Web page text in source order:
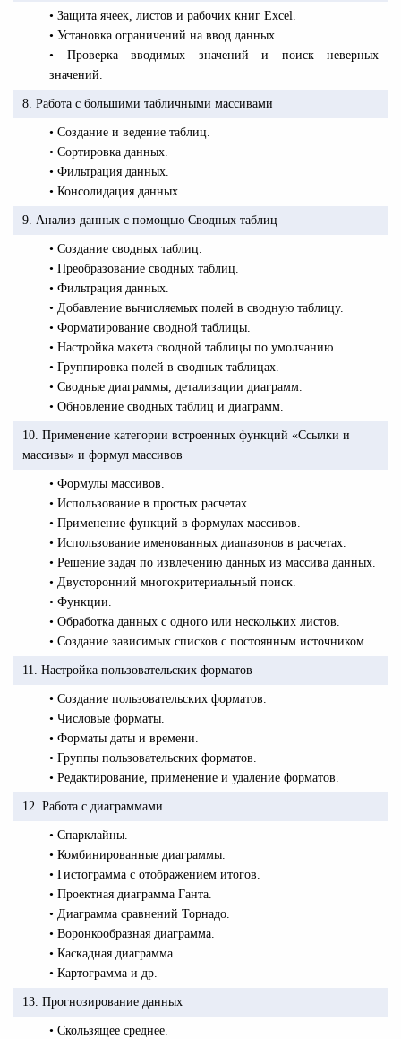
• Защита ячеек, листов и рабочих книг Excel.
• Установка ограничений на ввод данных.
• Проверка вводимых значений и поиск неверных
значений.
8. Работа с большими табличными массивами
• Создание и ведение таблиц.
• Сортировка данных.
• Фильтрация данных.
• Консолидация данных.
9. Анализ данных с помощью Сводных таблиц
• Создание сводных таблиц.
• Преобразование сводных таблиц.
• Фильтрация данных.
• Добавление вычисляемых полей в сводную таблицу.
• Форматирование сводной таблицы.
• Настройка макета сводной таблицы по умолчанию.
• Группировка полей в сводных таблицах.
• Сводные диаграммы, детализации диаграмм.
• Обновление сводных таблиц и диаграмм.
10. Применение категории встроенных функций «Ссылки и
массивы» и формул массивов
• Формулы массивов.
• Использование в простых расчетах.
• Применение функций в формулах массивов.
• Использование именованных диапазонов в расчетах.
• Решение задач по извлечению данных из массива данных.
• Двусторонний многокритериальный поиск.
• Функции.
• Обработка данных с одного или нескольких листов.
• Создание зависимых списков с постоянным источником.
11. Настройка пользовательских форматов
• Создание пользовательских форматов.
• Числовые форматы.
• Форматы даты и времени.
• Группы пользовательских форматов.
• Редактирование, применение и удаление форматов.
12. Работа с диаграммами
• Спарклайны.
• Комбинированные диаграммы.
• Гистограмма с отображением итогов.
• Проектная диаграмма Ганта.
• Диаграмма сравнений Торнадо.
• Воронкообразная диаграмма.
• Каскадная диаграмма.
• Картограмма и др.
13. Прогнозирование данных
• Скользящее среднее.